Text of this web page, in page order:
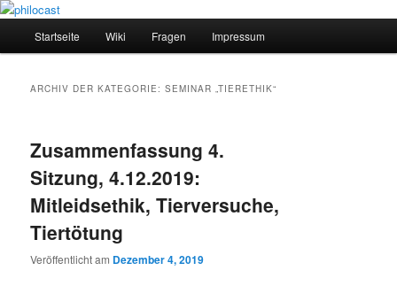
Zum
Zum
philocast
Startseite Wiki Fragen Impressum
ARCHIV DER KATEGORIE:SEMINAR „TIERETHIK“
Zusammenfassung 4.
Sitzung, 4.12.2019:
Mitleidsethik, Tierversuche,
Tiertötung
Veröffentlicht am Dezember 4, 2019